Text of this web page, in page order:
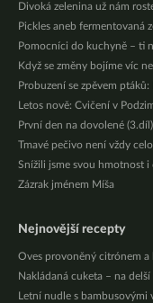
Divoká zelenina už nám
Pickles aneb fermentovaná
Pomocníci do kuchyně – ti
Když se změny bojíme víc
Probuzení se zpěvem
Letos nově: Cvičení v
První den na dovolené (3.díl)
Tmavé pečivo není vždy
Snížili jsme svou hmotnost i
Zázrak jménem Míša
Nejnovější recepty
Oves provoněný citrónem a
Nakládaná cuketa – na
Letní nudle s bambusovými